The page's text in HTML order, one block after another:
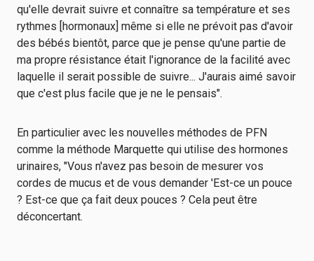
qu'elle devrait suivre et connaître sa température et ses
rythmes [hormonaux] même si elle ne prévoit pas d'avoir
des bébés bientôt, parce que je pense qu'une partie de
ma propre résistance était l'ignorance de la facilité avec
laquelle il serait possible de suivre... J'aurais aimé savoir
que c'est plus facile que je ne le pensais".
En particulier avec les nouvelles méthodes de PFN
comme la méthode Marquette qui utilise des hormones
urinaires, "Vous n'avez pas besoin de mesurer vos
cordes de mucus et de vous demander 'Est-ce un pouce
? Est-ce que ça fait deux pouces ? Cela peut être
déconcertant.